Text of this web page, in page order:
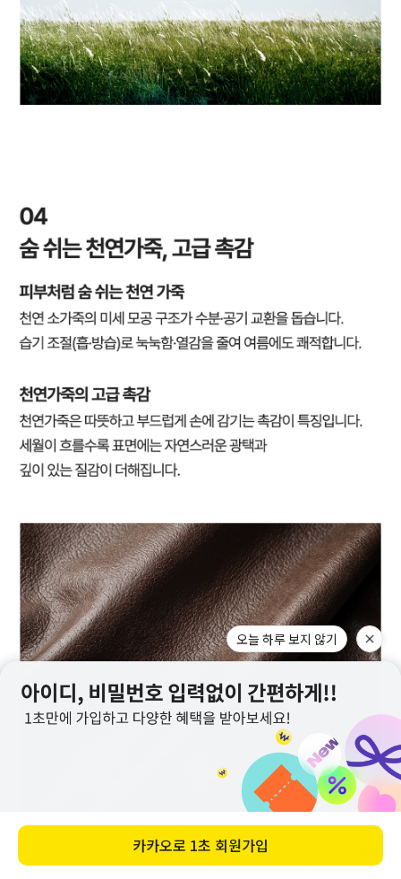
메뉴 홈 찜 장바구니 앱다운 마이